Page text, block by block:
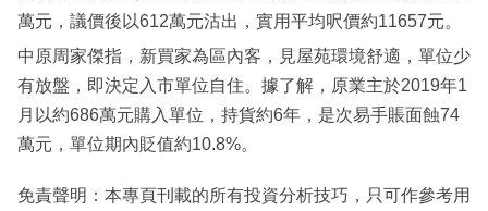
萬元，議價後以612萬元沽出，實用平均呎價約11657元。
中原周家傑指，新買家為區內客，見屋苑環境舒適，單位少
有放盤，即決定入市單位自住。據了解，原業主於2019年1
月以約686萬元購入單位，持貨約6年，是次易手賬面蝕74
萬元，單位期內貶值約10.8%。
免責聲明：本專頁刊載的所有投資分析技巧，只可作參考用